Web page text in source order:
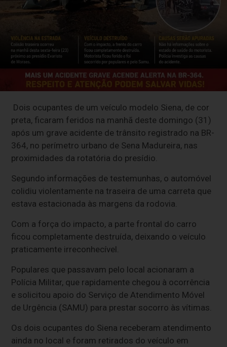
Dois ocupantes de um veículo modelo Siena, de cor
preta, ficaram feridos na manhã deste domingo (31)
após um grave acidente de trânsito registrado na BR-
364, no perímetro urbano de Sena Madureira, nas
proximidades da rotatória do presídio.
Segundo informações de testemunhas, o automóvel
colidiu violentamente na traseira de uma carreta que
estava estacionada às margens da rodovia.
Com a força do impacto, a parte frontal do carro
ficou completamente destruída, deixando o veículo
praticamente irreconhecível.
Populares que passavam pelo local acionaram a
Polícia Militar, que rapidamente chegou à ocorrência
e solicitou apoio do Serviço de Atendimento Móvel
de Urgência (SAMU) para prestar socorro às vítimas.
Os dois ocupantes do Siena receberam atendimento
ainda no local e foram retirados do veículo em